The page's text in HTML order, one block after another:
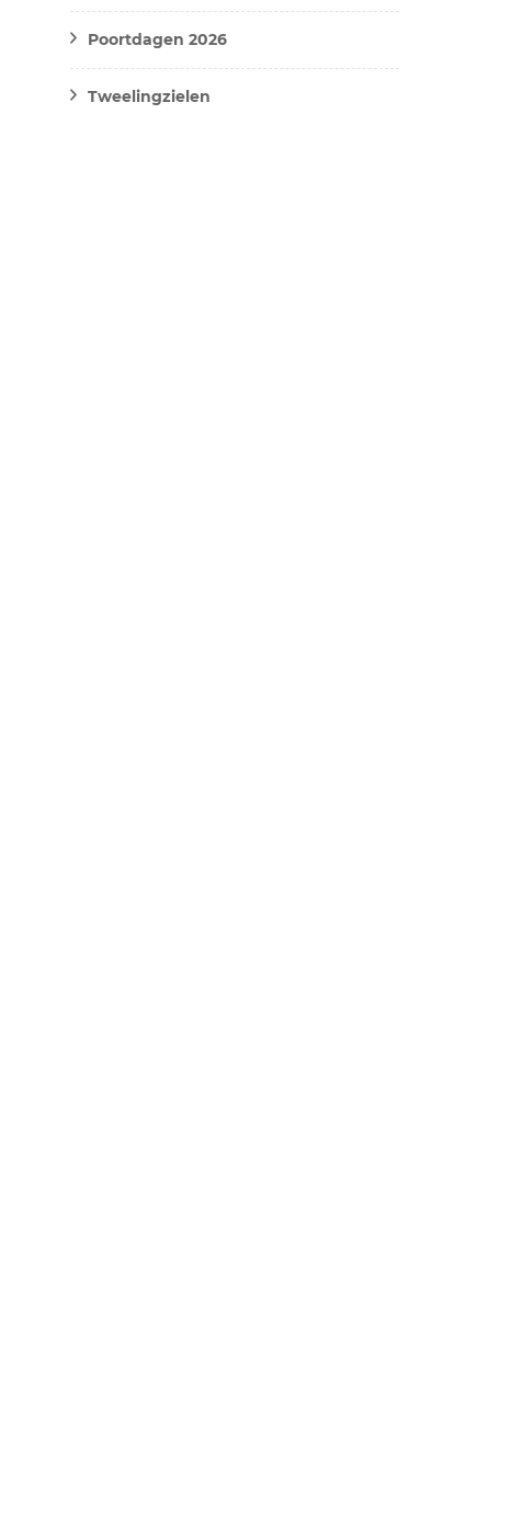
Poortdagen 2026
Tweelingzielen